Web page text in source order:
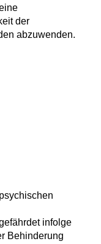
der
abzuwenden.
infolge
Behinderung